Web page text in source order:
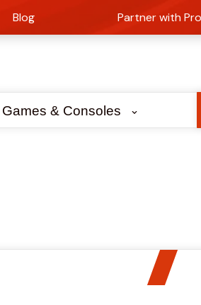
Blog Partner with
& Consoles